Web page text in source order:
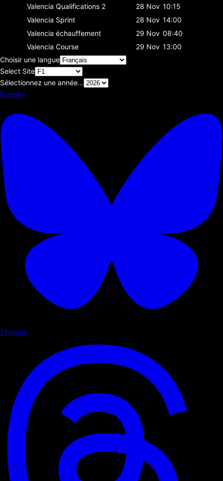
Valencia Qualifications 2 28 Nov 10:15
Valencia Sprint 28 Nov 14:00
Valencia échauffement 29 Nov 08:40
Valencia Course 29 Nov 13:00
Choisir une langue
Select Site
Sélectionnez une année...
Bluesky
Threads